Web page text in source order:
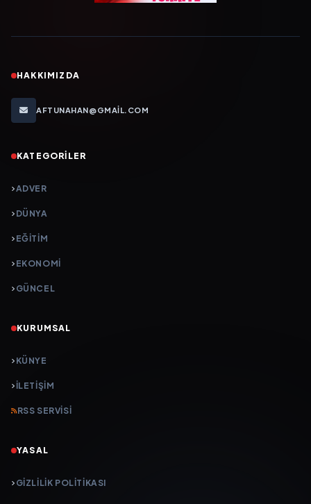
HAKKIMIZDA
AFTUNAHAN@GMAIL.COM
KATEGORILER
ADVER
DÜNYA
EĞİTİM
EKONOMİ
GÜNCEL
KURUMSAL
KÜNYE
İLETIŞIM
RSS SERVISI
YASAL
GIZLILIK POLITIKASI